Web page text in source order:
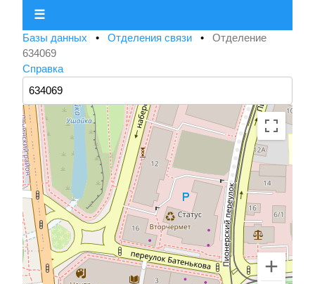
☰
Базы данных • Отделения связи • Отделение
634069
Справка